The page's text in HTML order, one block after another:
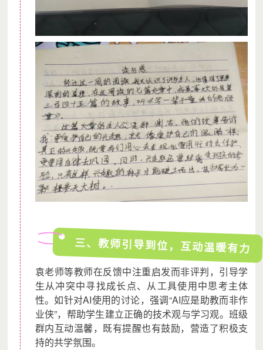
三、教师引导到位，互动温暖有力
袁老师等教师在反馈中注重启发而非评判，引导学
生从冲突中寻找成长点、从工具使用中思考主体
性。如针对AI使用的讨论，强调“AI应是助教而非作
业侠”，帮助学生建立正确的技术观与学习观。班级
群内互动温馨，既有提醒也有鼓励，营造了积极支
持的共学氛围。